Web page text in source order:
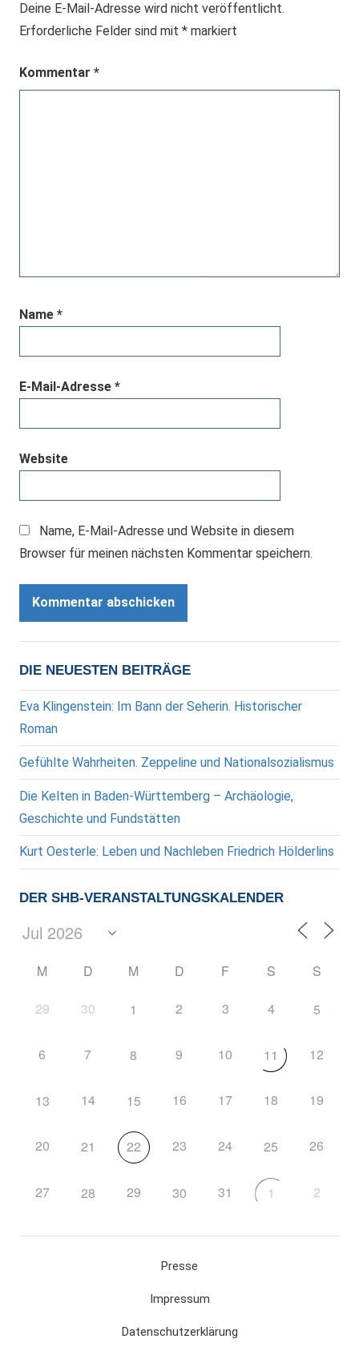
Deine E-Mail-Adresse wird nicht veröffentlicht.
Erforderliche Felder sind mit * markiert
Kommentar *
Name *
E-Mail-Adresse *
Website
Name, E-Mail-Adresse und Website in diesem
Browser für meinen nächsten Kommentar speichern.
DIE NEUESTEN BEITRÄGE
Eva Klingenstein: Im Bann der Seherin. Historischer
Roman
Gefühlte Wahrheiten. Zeppeline und Nationalsozialismus
Die Kelten in Baden-Württemberg – Archäologie,
Geschichte und Fundstätten
Kurt Oesterle: Leben und Nachleben Friedrich Hölderlins
DER SHB-VERANSTALTUNGSKALENDER
M D M D F S S
29 30 1 2 3 4 5
6 7 8 9 10 11 12
13 14 15 16 17 18 19
20 21 22 23 24 25 26
27 28 29 30 31 1 2
Presse
Impressum
Datenschutzerklärung